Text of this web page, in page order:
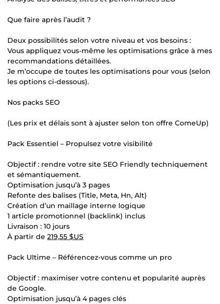
Que faire après l’audit ?
Deux possibilités selon votre niveau et vos besoins :
Vous appliquez vous-même les optimisations grâce à mes
recommandations détaillées.
Je m’occupe de toutes les optimisations pour vous (selon
les options ci-dessous).
Nos packs SEO
(Les prix et délais sont à ajuster selon ton offre ComeUp)
Pack Essentiel – Propulsez votre visibilité
Objectif : rendre votre site SEO Friendly techniquement
et sémantiquement.
Optimisation jusqu’à 3 pages
Refonte des balises (Title, Meta, Hn, Alt)
Création d’un maillage interne logique
1 article promotionnel (backlink) inclus
Livraison : 10 jours
À partir de 219,55 $US
Pack Ultime – Référencez-vous comme un pro
Objectif : maximiser votre contenu et popularité auprès
de Google.
Optimisation jusqu’à 4 pages clés